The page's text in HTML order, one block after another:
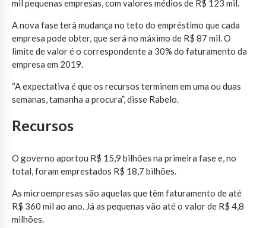
mil pequenas empresas, com valores médios de R$ 123 mil.
A nova fase terá mudança no teto do empréstimo que cada
empresa pode obter, que será no máximo de R$ 87 mil. O
limite de valor é o correspondente a 30% do faturamento da
empresa em 2019.
“A expectativa é que os recursos terminem em uma ou duas
semanas, tamanha a procura”, disse Rabelo.
Recursos
O governo aportou R$ 15,9 bilhões na primeira fase e, no
total, foram emprestados R$ 18,7 bilhões.
As microempresas são aquelas que têm faturamento de até
R$ 360 mil ao ano. Já as pequenas vão até o valor de R$ 4,8
milhões.